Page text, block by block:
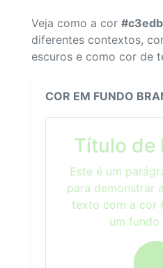
Veja como a cor
diferentes contextos,
escuros e como cor de
COR EM FUNDO
Título de
Este é um
para demonstrar
texto com a cor
um fundo